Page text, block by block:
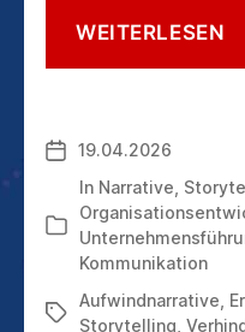
WEITERLESEN
Veröffentlichungsdatum
19.04.2026
Kategorien
In Narrative
Kommunikation
Schlagwörter
Aufwindnarrative
Storytelling